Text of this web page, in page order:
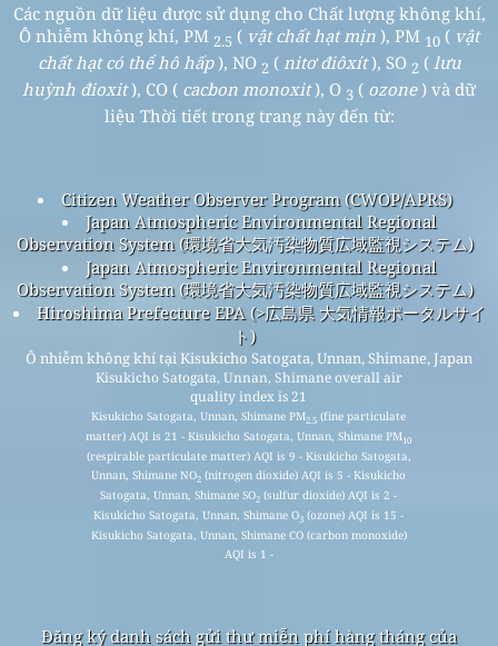
Các nguồn dữ liệu được sử dụng cho Chất lượng không khí,
Ô nhiễm không khí, PM 2.5 ( vật chất hạt mịn ), PM 10 ( vật
chất hạt có thể hô hấp), NO 2 ( nitơ điôxít), SO 2 ( lưu
huỳnh đioxit), CO ( cacbon monoxit), O 3 ( ozone) và dữ
liệu Thời tiết trong trang này đến từ:
Citizen Weather Observer Program (CWOP/APRS)
Japan Atmospheric Environmental Regional
Observation System (環境省大気汚染物質広域監視システム)
Japan Atmospheric Environmental Regional
Observation System (環境省大気汚染物質広域監視システム)
Hiroshima Prefecture EPA (>広島県 大気情報ポータルサイ
ト)
Ô nhiễm không khí tại Kisukicho Satogata, Unnan, Shimane, Japan
Kisukicho Satogata, Unnan, Shimane overall air
quality index is 21
Kisukicho Satogata, Unnan, Shimane PM2.5 (fine particulate
matter) AQI is 21 - Kisukicho Satogata, Unnan, Shimane PM10
(respirable particulate matter) AQI is 9 - Kisukicho Satogata,
Unnan, Shimane NO2 (nitrogen dioxide) AQI is 5 - Kisukicho
Satogata, Unnan, Shimane SO2 (sulfur dioxide) AQI is 2 -
Kisukicho Satogata, Unnan, Shimane O3 (ozone) AQI is 15 -
Kisukicho Satogata, Unnan, Shimane CO (carbon monoxide)
AQI is 1 -
Đăng ký danh sách gửi thư miễn phí hàng tháng của